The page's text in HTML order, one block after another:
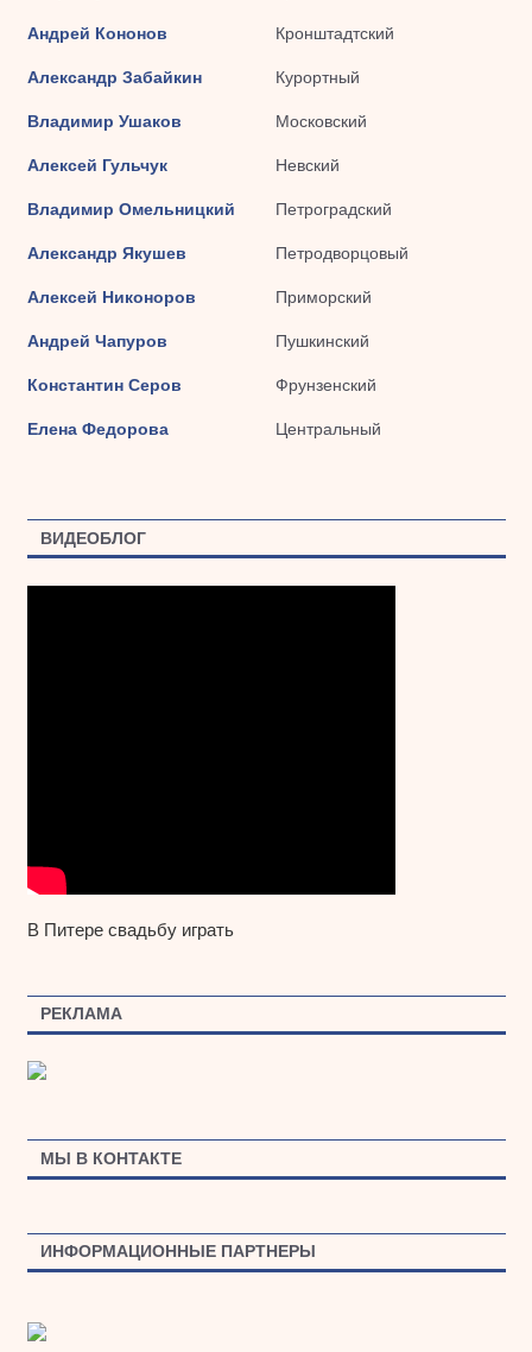
Андрей Кононов Кронштадтский
Александр Забайкин Курортный
Владимир Ушаков Московский
Алексей Гульчук Невский
Владимир Омельницкий Петроградский
Александр Якушев Петродворцовый
Алексей Никоноров Приморский
Андрей Чапуров Пушкинский
Константин Серов Фрунзенский
Елена Федорова Центральный
ВИДЕОБЛОГ
В Питере свадьбу играть
РЕКЛАМА
МЫ В КОНТАКТЕ
ИНФОРМАЦИОННЫЕ ПАРТНЕРЫ